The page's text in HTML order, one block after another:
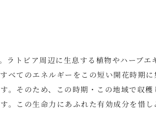
トビア周辺に生息する植物やハーブエ
べてのエネルギーをこの短い開花時期に
。そのため、この時期・この地域で収穫
。この生命力にあふれた有効成分を惜し